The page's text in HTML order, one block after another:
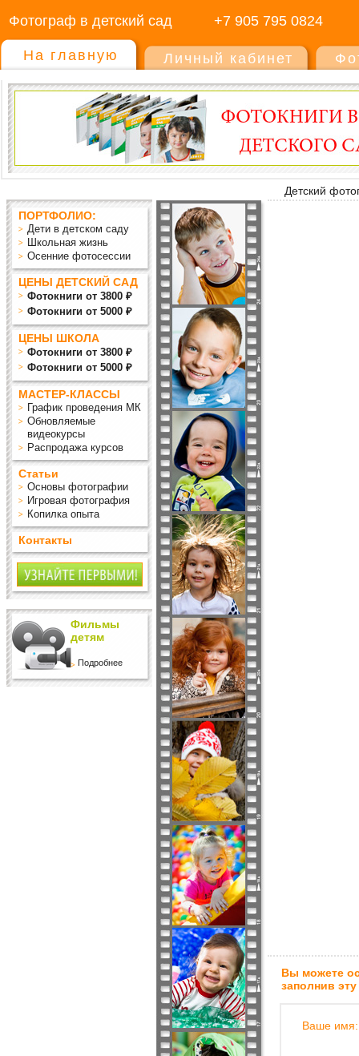
Фотограф в детский сад +7 905 795 0824
На главную Личный кабинет
Детский
ПОРТФОЛИО:
Дети в детском саду
Школьная жизнь
Осенние фотосессии
ЦЕНЫ ДЕТСКИЙ САД
Фотокниги от 3800 ₽
Фотокниги от 5000 ₽
ЦЕНЫ ШКОЛА
Фотокниги от 3800 ₽
Фотокниги от 5000 ₽
МАСТЕР-КЛАССЫ
График проведения МК
Обновляемые
видеокурсы
Распродажа курсов
Статьи
Основы фотографии
Игровая фотография
Копилка опыта
Контакты
Фильмы
детям
Подробнее
Вы можете
заполнив
Ваше имя: